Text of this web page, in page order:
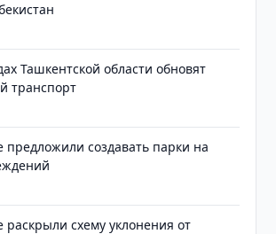
Ташкентской области обновят
транспорт
предложили создавать парки на
раскрыли схему уклонения от